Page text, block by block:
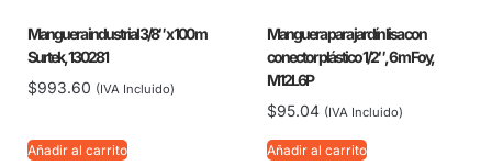
Manguera industrial 3/8″ x 100 m
Surtek, 130281
$993.60 (IVA Incluido)
Añadir al carrito
Manguera para jardín lisa con
conector plástico 1/2″, 6 m Foy,
M12L6P
$95.04 (IVA Incluido)
Añadir al carrito